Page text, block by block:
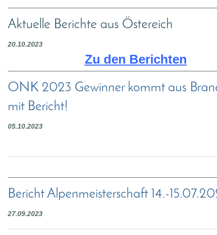
Aktuelle Berichte aus Östereich
20.10.2023
Zu den Berichten
ONK 2023 Gewinner kommt aus
mit Bericht!
05.10.2023
Bericht Alpenmeisterschaft 14.-
27.09.2023